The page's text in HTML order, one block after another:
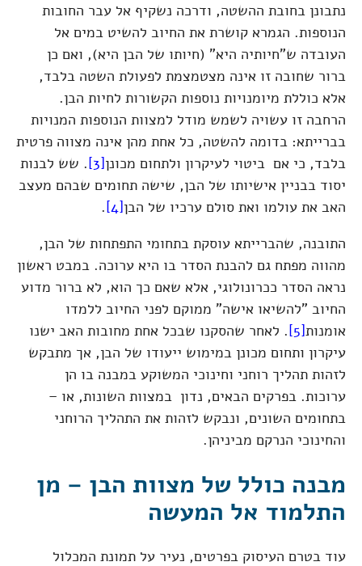
נתבונן בחובת ההשטה, ודרכה נשקיף אל עבר החובות
הנוספות. הגמרא קושרת את החיוב להשיט במים אל
העובדה ש"חיותיה היא" (חיותו של הבן היא), ואם כן
ברור שחובה זו אינה מצטמצמת לפעולת השטה בלבד,
אלא כוללת מיומנויות נוספות הקשורות לחיות הבן.
הרחבה זו עשויה לשמש מודל למצוות הנוספות המנויות
בברייתא: בדומה להשטה, כל אחת מהן אינה מצווה פרטית
בלבד, כי אם ביטוי לעיקרון ולתחום מכונן[3]
. שש לבנות
יסוד בבניין אישיותו של הבן, שישה תחומים שבהם מעצב
האב את עולמו ואת סולם ערכיו של הבן[4]
.
התובנה, שהברייתא עוסקת בתחומי התפתחות של הבן,
מהווה מפתח גם להבנת הסדר בו היא ערוכה. במבט ראשון
נראה הסדר ככרונולוגי, אלא שאם כך הוא, לא ברור מדוע
החיוב "להשיאו אישה" ממוקם לפני החיוב ללמדו
אומנות[5]
. לאחר שהסקנו שבכל אחת מחובות האב ישנו
עיקרון ותחום מכונן במימוש ייעודו של הבן, אך מתבקש
לזהות תהליך רוחני וחינוכי המשוקע במבנה בו הן
ערוכות. בפרקים הבאים, נדון במצוות השונות, או –
בתחומים השונים, ונבקש לזהות את התהליך הרוחני
והחינוכי הנרקם מביניהן.
מבנה כולל של מצוות הבן – מן
התלמוד אל המעשה
עוד בטרם העיסוק בפרטים, נעיר על תמונת המכלול